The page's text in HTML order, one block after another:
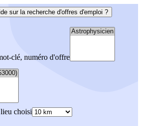
sur la recherche d'offres d'emploi ?
clé, numéro d'offre
choisi